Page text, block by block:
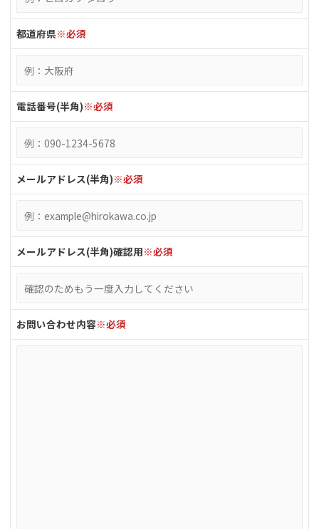
都道府県※必須
電話番号(半角)※必須
メールアドレス(半角)※必須
メールアドレス(半角)確認用※必須
お問い合わせ内容※必須